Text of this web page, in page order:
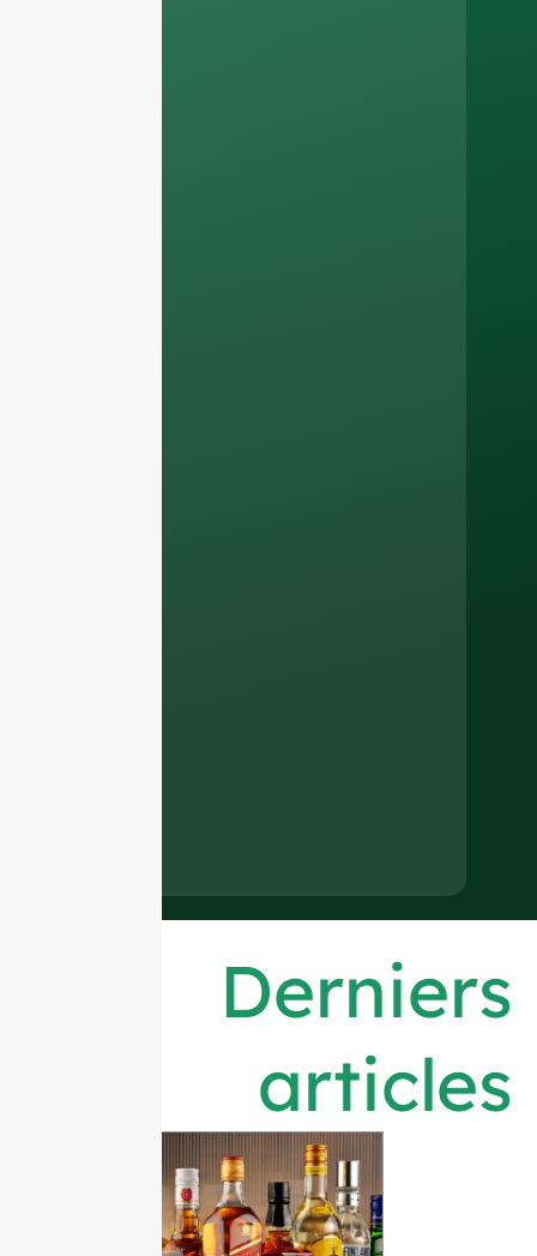
Derniers
articles